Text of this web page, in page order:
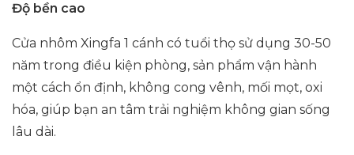
Độ bền cao
Cửa nhôm Xingfa 1 cánh có tuổi thọ sử dụng 30-50
năm trong điều kiện phòng, sản phẩm vận hành
một cách ổn định, không cong vênh, mối mọt, oxi
hóa, giúp bạn an tâm trải nghiệm không gian sống
lâu dài.